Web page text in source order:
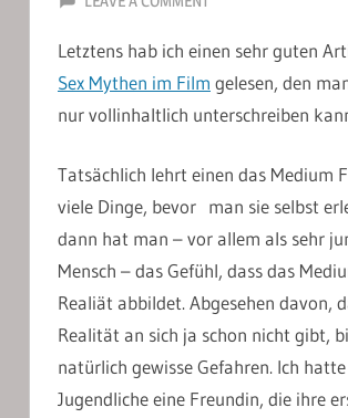
Letztens hab ich einen sehr guten
Sex Mythen im Film gelesen, den
nur vollinhaltlich unterschreiben
Tatsächlich lehrt einen das Medium
viele Dinge, bevor man sie selbst
dann hat man – vor allem als sehr
Mensch – das Gefühl, dass das
Realiät abbildet. Abgesehen davon,
Realität an sich ja schon nicht gibt,
natürlich gewisse Gefahren. Ich
Jugendliche eine Freundin, die ihre